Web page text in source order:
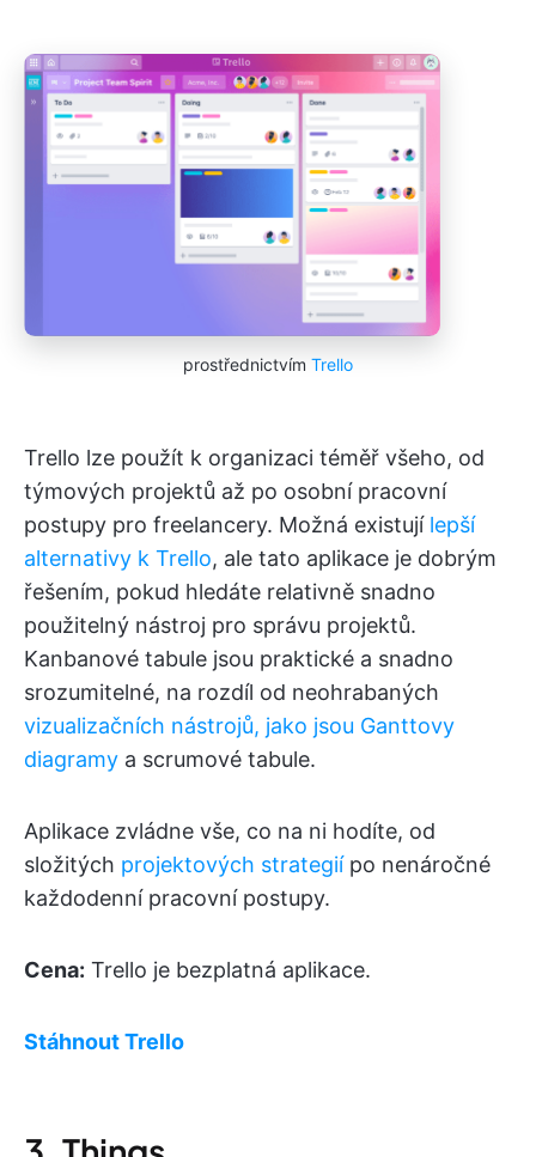
prostřednictvím Trello
Trello lze použít k organizaci téměř všeho, od
týmových projektů až po osobní pracovní
postupy pro freelancery. Možná existují lepší
alternativy k Trello, ale tato aplikace je dobrým
řešením, pokud hledáte relativně snadno
použitelný nástroj pro správu projektů.
Kanbanové tabule jsou praktické a snadno
srozumitelné, na rozdíl od neohrabaných
vizualizačních nástrojů, jako jsou Ganttovy
diagramy a scrumové tabule.
Aplikace zvládne vše, co na ni hodíte, od
složitých projektových strategiípo nenáročné
každodenní pracovní postupy.
Cena: Trello je bezplatná aplikace.
Stáhnout Trello